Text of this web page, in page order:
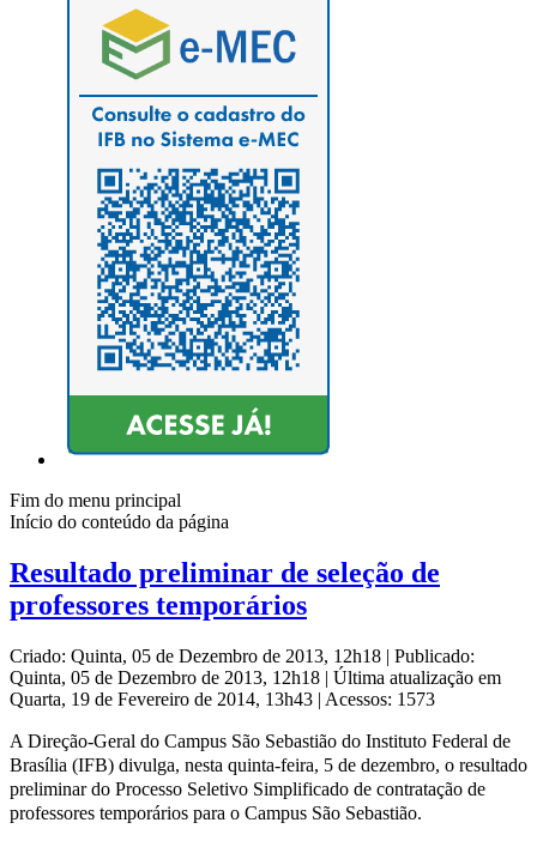
Fim do menu principal
Início do conteúdo da página
Resultado preliminar de seleção de
professores temporários
Criado: Quinta, 05 de Dezembro de 2013, 12h18 | Publicado:
Quinta, 05 de Dezembro de 2013, 12h18 | Última atualização em
Quarta, 19 de Fevereiro de 2014, 13h43 | Acessos: 1573
A Direção-Geral do Campus São Sebastião do Instituto Federal de
Brasília (IFB) divulga, nesta quinta-feira, 5 de dezembro, o resultado
preliminar do Processo Seletivo Simplificado de contratação de
professores temporários para o Campus São Sebastião.